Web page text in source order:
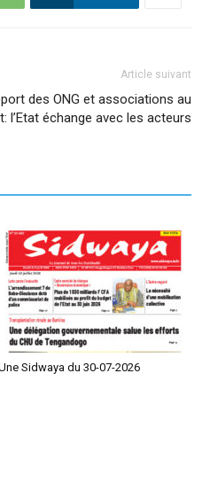
Article suivant
des ONG et associations au
l’Etat échange avec les acteurs
Sidwaya du 30-07-2026